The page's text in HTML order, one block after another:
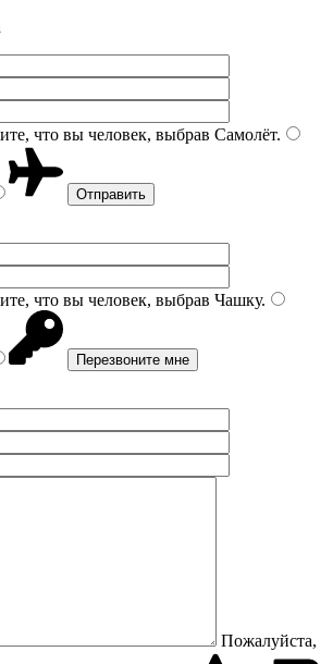
что вы человек, выбрав Самолёт.
что вы человек, выбрав Чашку.
Пожалуйста,